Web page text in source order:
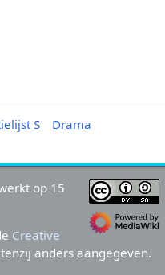
S
Drama
op 15
Creative
tenzij anders aangegeven.